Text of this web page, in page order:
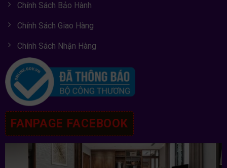
Chính Sách Bảo Hành
Chính Sách Giao Hàng
Chính Sách Nhận Hàng
FANPAGE FACEBOOK